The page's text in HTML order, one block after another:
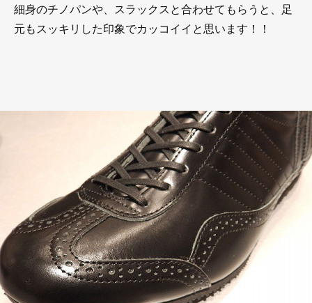
細身のチノパンや、スラックスと合わせてもらうと、足
元もスッキリした印象でカッコイイと思います！！